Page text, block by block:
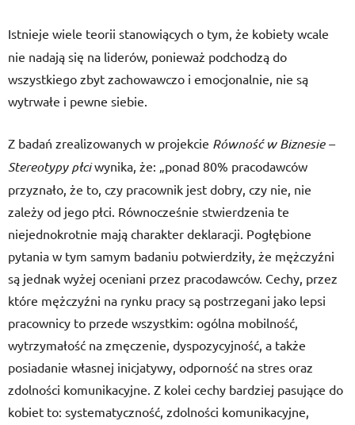
Istnieje wiele teorii stanowiących o tym, że kobiety wcale
nie nadają się na liderów, ponieważ podchodzą do
wszystkiego zbyt zachowawczo i emocjonalnie, nie są
wytrwałe i pewne siebie.
Z badań zrealizowanych w projekcie Równość w Biznesie –
Stereotypy płciwynika, że: „ponad 80% pracodawców
przyznało, że to, czy pracownik jest dobry, czy nie, nie
zależy od jego płci. Równocześnie stwierdzenia te
niejednokrotnie mają charakter deklaracji. Pogłębione
pytania w tym samym badaniu potwierdziły, że mężczyźni
są jednak wyżej oceniani przez pracodawców. Cechy, przez
które mężczyźni na rynku pracy są postrzegani jako lepsi
pracownicy to przede wszystkim: ogólna mobilność,
wytrzymałość na zmęczenie, dyspozycyjność, a także
posiadanie własnej inicjatywy, odporność na stres oraz
zdolności komunikacyjne. Z kolei cechy bardziej pasujące do
kobiet to: systematyczność, zdolności komunikacyjne,